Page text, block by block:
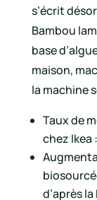
s’écrit
Bambou
base
maison,
la machine
Taux de
chez Ikea
d’après la